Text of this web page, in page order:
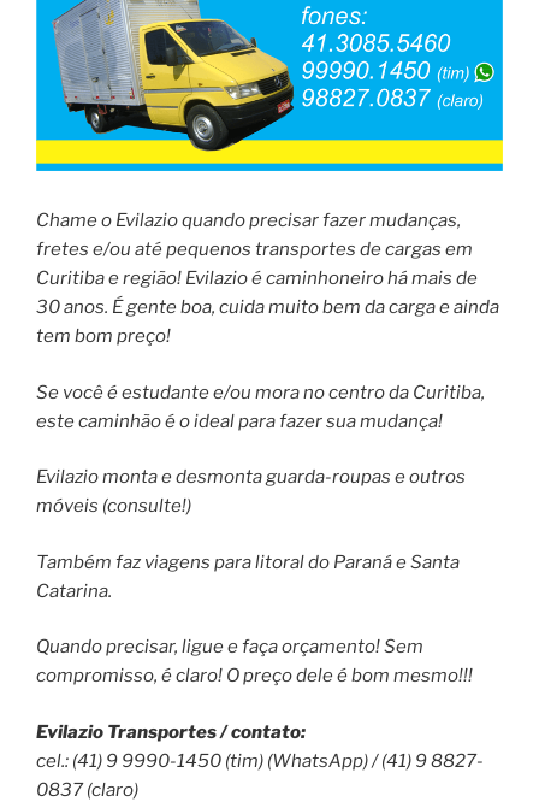
Chame o Evilazio quando precisar fazer mudanças,
fretes e/ou até pequenos transportes de cargas em
Curitiba e região! Evilazio é caminhoneiro há mais de
30 anos. É gente boa, cuida muito bem da carga e ainda
tem bom preço!
Se você é estudante e/ou mora no centro da Curitiba,
este caminhão é o ideal para fazer sua mudança!
Evilazio monta e desmonta guarda-roupas e outros
móveis (consulte!)
Também faz viagens para litoral do Paraná e Santa
Catarina.
Quando precisar, ligue e faça orçamento! Sem
compromisso, é claro! O preço dele é bom mesmo!!!
Evilazio Transportes / contato:
cel.: (41) 9 9990-1450 (tim) (WhatsApp) / (41) 9 8827-
0837 (claro)